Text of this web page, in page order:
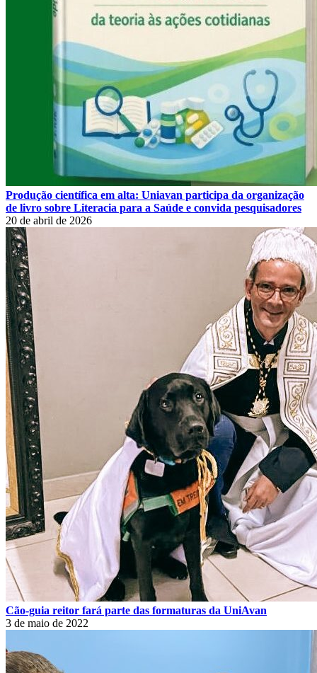
Produção científica em alta: Uniavan participa da organização
de livro sobre Literacia para a Saúde e convida pesquisadores
20 de abril de 2026
Cão-guia reitor fará parte das formaturas da UniAvan
3 de maio de 2022